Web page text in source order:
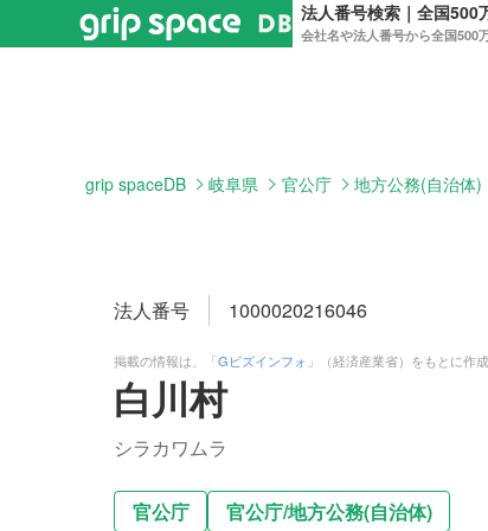
法人番号検索｜全国500
会社名や法人番号から全国500
grip spaceDB 岐阜県 官公庁 地方公務(自治体)
法人番号 1000020216046
掲載の情報は、「Gビズインフォ 」（経済産業省）をもとに作
白川村
シラカワムラ
官公庁 官公庁/地方公務(自治体)